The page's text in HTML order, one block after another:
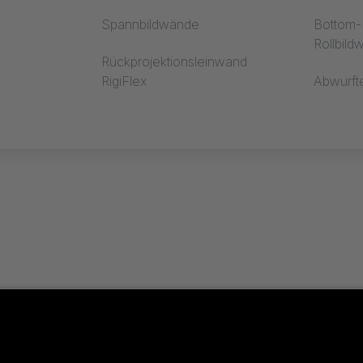
Spannbildwände
Rückprojektionsleinwand
RigiFlex